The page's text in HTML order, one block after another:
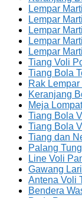
Lempar
Lempar
Lempar
Lempar
Lempar
Tiang Voli
Tiang Bola
Rak
Keranjang
Meja
Tiang Bola
Tiang Bola
Tiang dan
Palang
Line Voli
Gawang
Antena Voli
Bendera